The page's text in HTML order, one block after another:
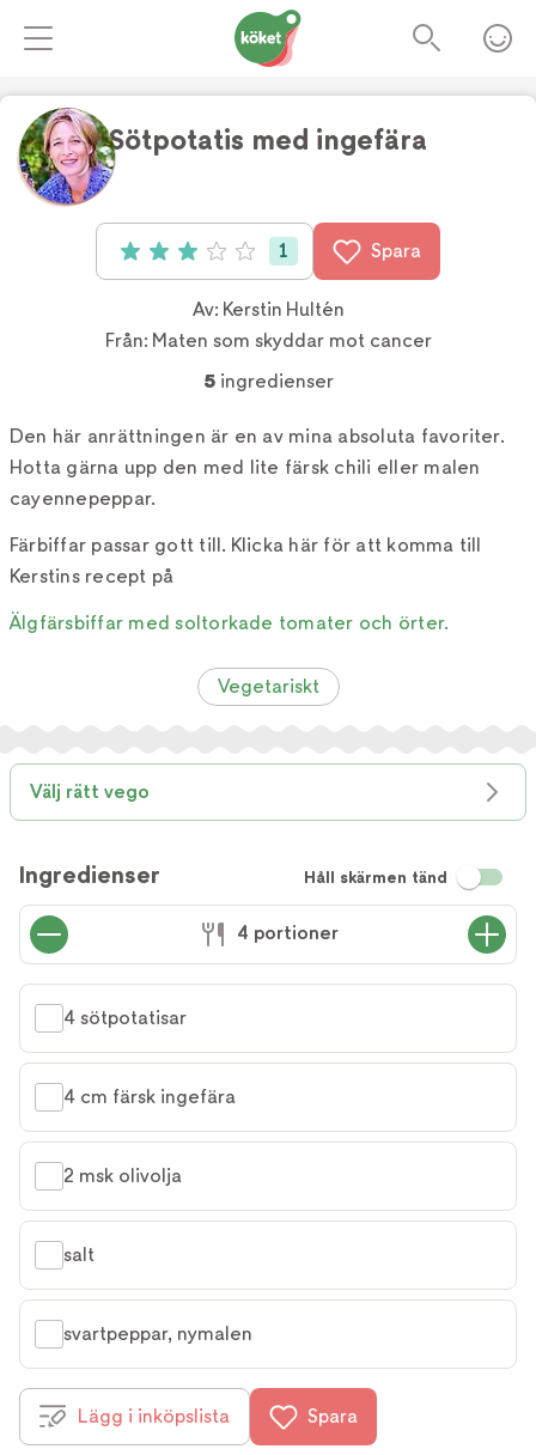
Sötpotatis med ingefära
Betyg: 3 av 5 (1 röster)
1 Spara
Av: Kerstin Hultén
Från: Maten som skyddar mot cancer
5ingredienser
Den här anrättningen är en av mina absoluta favoriter.
Hotta gärna upp den med lite färsk chili eller malen
cayennepeppar.
Färbiffar passar gott till. Klicka här för att komma till
Kerstins recept på
Älgfärsbiffar med soltorkade tomater och örter.
Vegetariskt
Välj rätt vego
Ingredienser Håll skärmen tänd
4 portioner
4 sötpotatisar
4 cm färsk ingefära
2 msk olivolja
salt
svartpeppar, nymalen
Lägg i inköpslista Spara